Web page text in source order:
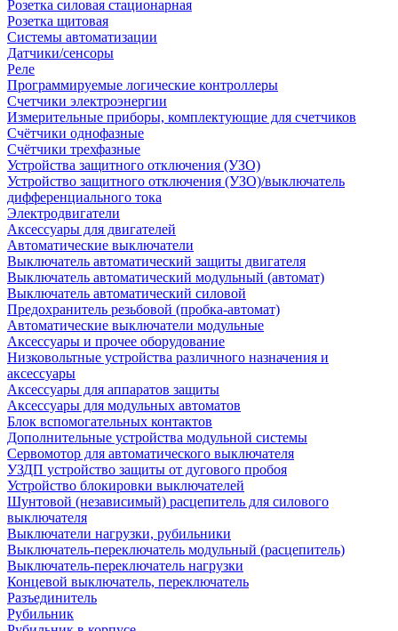
Розетка силовая стационарная
Розетка щитовая
Системы автоматизации
Датчики/сенсоры
Реле
Программируемые логические контроллеры
Счетчики электроэнергии
Измерительные приборы, комплектующие для счетчиков
Счётчики однофазные
Счётчики трехфазные
Устройства защитного отключения (УЗО)
Устройство защитного отключения (УЗО)/выключатель
дифференциального тока
Электродвигатели
Аксессуары для двигателей
Автоматические выключатели
Выключатель автоматический защиты двигателя
Выключатель автоматический модульный (автомат)
Выключатель автоматический силовой
Предохранитель резьбовой (пробка-автомат)
Автоматические выключатели модульные
Аксессуары и прочее оборудование
Низковольтные устройства различного назначения и
аксессуары
Аксессуары для аппаратов защиты
Аксессуары для модульных автоматов
Блок вспомогательных контактов
Дополнительные устройства модульной системы
Сервомотор для автоматического выключателя
УЗДП устройство защиты от дугового пробоя
Устройство блокировки выключателей
Шунтовой (независимый) расцепитель для силового
выключателя
Выключатели нагрузки, рубильники
Выключатель-переключатель модульный (расцепитель)
Выключатель-переключатель нагрузки
Концевой выключатель, переключатель
Разъединитель
Рубильник